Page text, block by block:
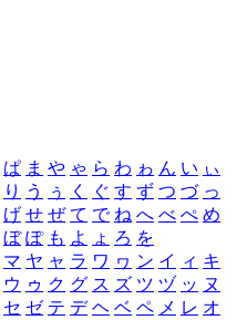
ぱ ま や ゃ ら わ ゎ ん い ぃ
り う ぅ く ぐ す ず つ づ っ
げ せ ぜ て で ね へ べ ぺ め
ぼ ぽ も よ ょ ろ を
マ ヤ ャ ラ ワ ヮ ン イ ィ キ
ウ ゥ ク グ ス ズ ツ ヅ ッ ヌ
セ ゼ テ デ ヘ ベ ペ メ レ オ